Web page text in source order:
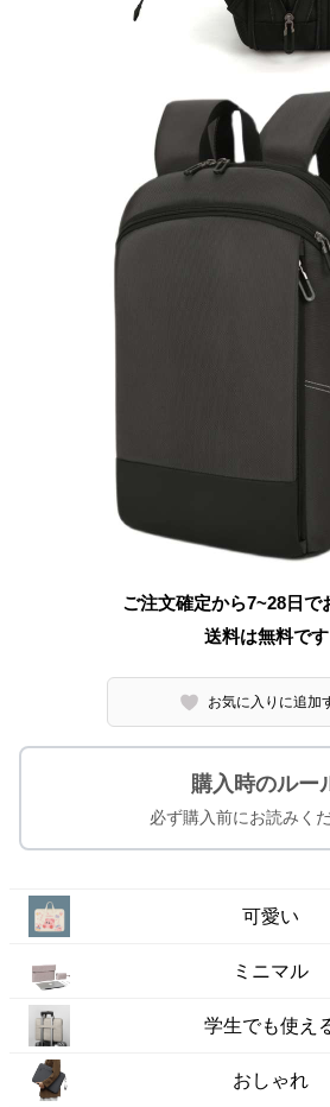
ご注文確定から7~28日で
送料は無料です
お気に入りに追加
購入時のルー
必ず購入前にお読みくだ
可愛い
ミニマル
学生でも使え
おしゃれ